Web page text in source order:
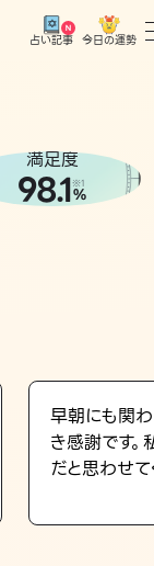
占い記事 今日の運勢
満足度
98.1※1
%
早朝にも関
き感謝です
だと思わせて